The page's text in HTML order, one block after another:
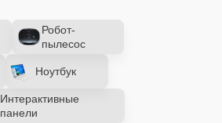
Робот-
пылесос
Ноутбук
Интерактивные
панели